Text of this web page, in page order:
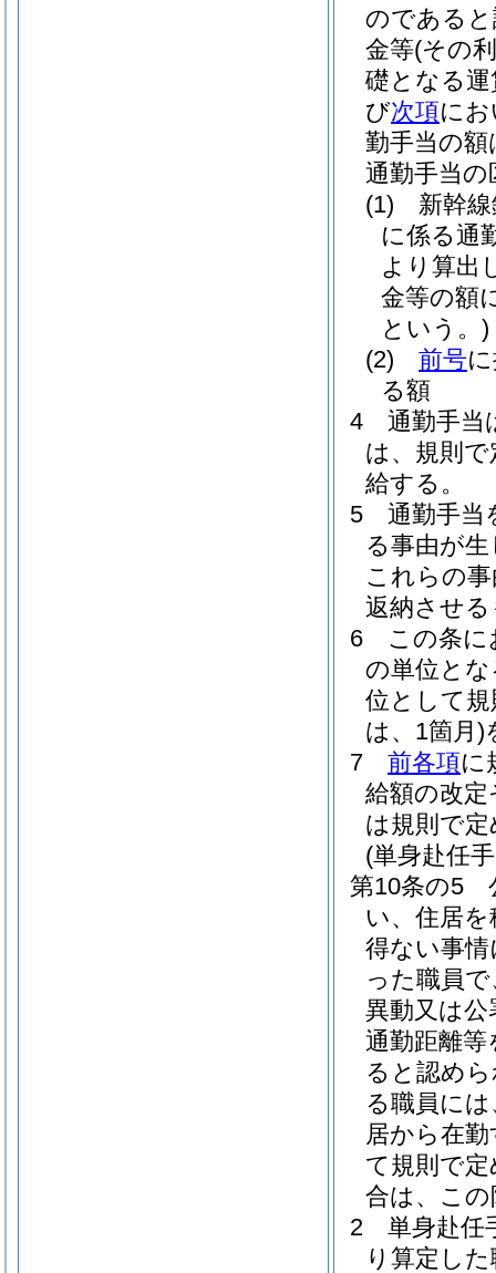
のである
金等(その
礎となる
び次項に
勤手当の額
通勤手当
(1)
新幹
に係る通
より算出
金等の額
という。)
(2)
前号
る額
4
通勤手当
は、規則
給する。
5
通勤手当
る事由が
これらの
返納させ
6
この条に
の単位と
位として
は、1箇月)
7
前各項に
給額の改
は規則で
(単身赴任
第10条の5
い、住居
得ない事
った職員
異動又は
通勤距離
ると認め
る職員に
居から在
て規則で
合は、こ
2
単身赴任
り算定し